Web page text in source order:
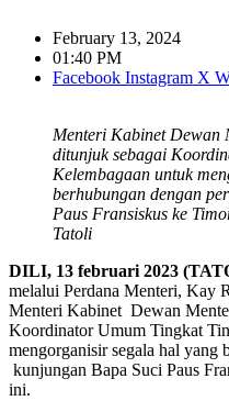
February 13, 2024
01:40 PM
Facebook Instagram X
Menteri Kabinet Dewan
ditunjuk sebagai
Kelembagaan untuk
berhubungan dengan
Paus Fransiskus ke
Tatoli
DILI, 13 februari 2023
melalui Perdana Menteri, Kay
Menteri Kabinet Dewan
Koordinator Umum Tingkat
mengorganisir segala hal yang
kunjungan Bapa Suci Paus
ini.